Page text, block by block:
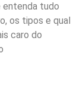
entenda tudo
os tipos e qual
caro do